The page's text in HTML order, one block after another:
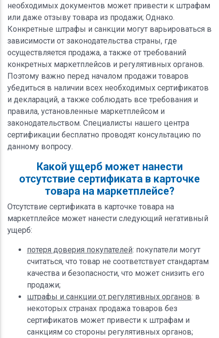
необходимых документов может привести к штрафам
или даже отзыву товара из продажи; Однако.
Конкретные штрафы и санкции могут варьироваться в
зависимости от законодательства страны, где
осуществляется продажа, а также от требований
конкретных маркетплейсов и регулятивных органов.
Поэтому важно перед началом продажи товаров
убедиться в наличии всех необходимых сертификатов
и деклараций, а также соблюдать все требования и
правила, установленные маркетплейсом и
законодательством. Специалисты нашего центра
сертификации бесплатно проводят консультацию по
данному вопросу.
Какой ущерб может нанести
отсутствие сертификата в карточке
товара на маркетплейсе?
Отсутствие сертификата в карточке товара на
маркетплейсе может нанести следующий негативный
ущерб:
потеря доверия покупателей: покупатели могут
считаться, что товар не соответствует стандартам
качества и безопасности, что может снизить его
продажи;
штрафы и санкции от регулятивных органов: в
некоторых странах продажа товаров без
сертификатов может привести к штрафам и
санкциям со стороны регулятивных органов;